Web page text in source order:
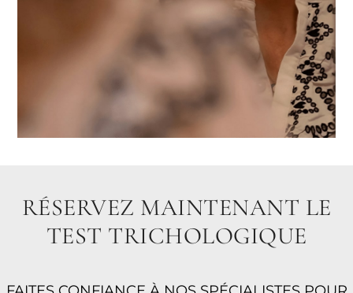
RÉSERVEZ MAINTENANT LE
TEST TRICHOLOGIQUE